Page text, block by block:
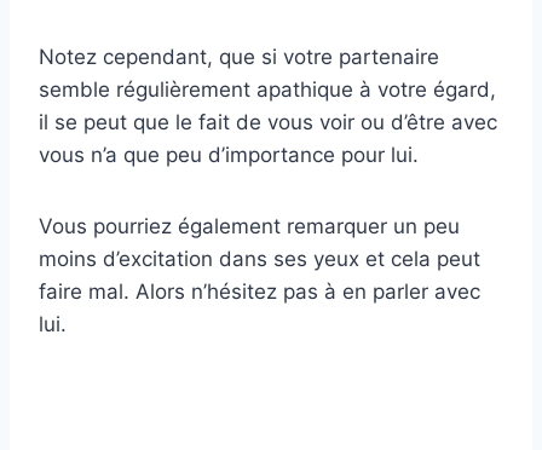
Notez cependant, que si votre partenaire
semble régulièrement apathique à votre égard,
il se peut que le fait de vous voir ou d’être avec
vous n’a que peu d’importance pour lui.
Vous pourriez également remarquer un peu
moins d’excitation dans ses yeux et cela peut
faire mal. Alors n’hésitez pas à en parler avec
lui.